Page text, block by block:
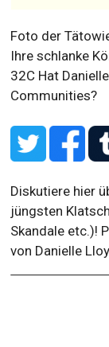
Foto der
Ihre schlanke
32C Hat
Communities?
Diskutiere hier
jüngsten
Skandale etc.)!
von Danielle